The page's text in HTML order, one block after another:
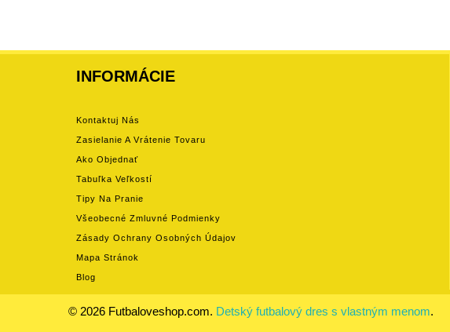
INFORMÁCIE
Kontaktuj Nás
Zasielanie A Vrátenie Tovaru
Ako Objednať
Tabuľka Veľkostí
Tipy Na Pranie
Všeobecné Zmluvné Podmienky
Zásady Ochrany Osobných Údajov
Mapa Stránok
Blog
© 2026 Futbaloveshop.com. Detský futbalový dres s vlastným menom.